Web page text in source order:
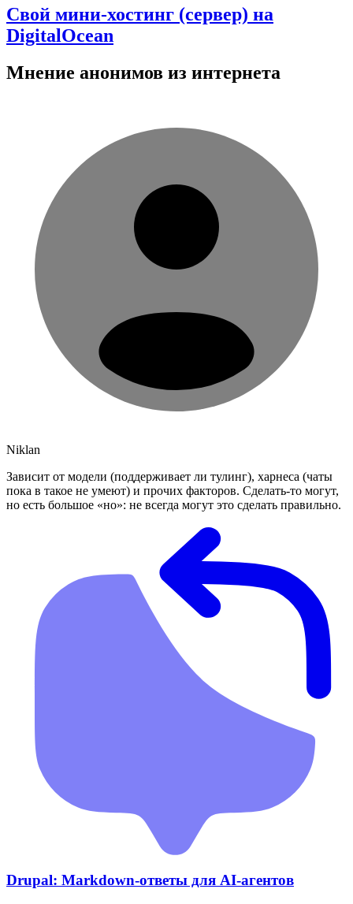
Свой мини-хостинг (сервер) на
DigitalOcean
Мнение анонимов из интернета
Niklan
Зависит от модели (поддерживает ли тулинг), харнеса (чаты
пока в такое не умеют) и прочих факторов. Сделать‑то могут,
но есть большое «но»: не всегда могут это сделать правильно.
Drupal: Markdown-ответы для AI-агентов